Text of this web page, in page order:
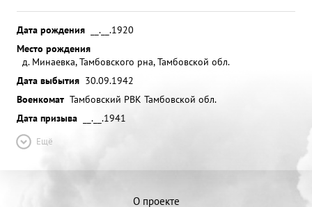
Дата рождения
__.__.1920
Место рождения
д. Минаевка, Тамбовского рна, Тамбовской обл.
Дата выбытия 30.09.1942
Военкомат Тамбовский РВК Тамбовской обл.
Дата призыва
__.__.1941
Ещё
О проекте